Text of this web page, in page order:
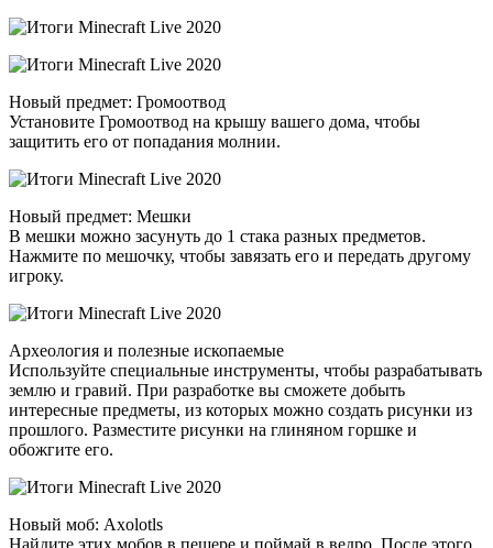
Новый предмет: Громоотвод
Установите Громоотвод на крышу вашего дома, чтобы
защитить его от попадания молнии.
Новый предмет: Мешки
В мешки можно засунуть до 1 стака разных предметов.
Нажмите по мешочку, чтобы завязать его и передать другому
игроку.
Археология и полезные ископаемые
Используйте специальные инструменты, чтобы разрабатывать
землю и гравий. При разработке вы сможете добыть
интересные предметы, из которых можно создать рисунки из
прошлого. Разместите рисунки на глиняном горшке и
обожгите его.
Новый моб: Axolotls
Найдите этих мобов в пещере и поймай в ведро. После этого